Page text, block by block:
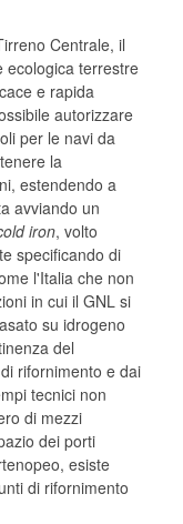
Centrale, il
ecologica terrestre
e rapida
autorizzare
per le navi da
la
estendendo a
avviando un
iron, volto
specificando di
l'Italia che non
in cui il GNL si
su idrogeno
del
rifornimento e dai
tecnici non
di mezzi
dei porti
esiste
di rifornimento